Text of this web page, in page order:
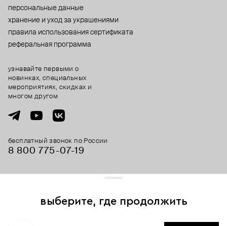
персональные данные
хранение и уход за украшениями
правила использования сертификата
реферальная программа
бесплатный звонок по России
8 800 775⁠-07⁠-19
узнавайте первыми о
новинках, специальных
мероприятиях, скидках и
многом другом
выберите, где продолжить